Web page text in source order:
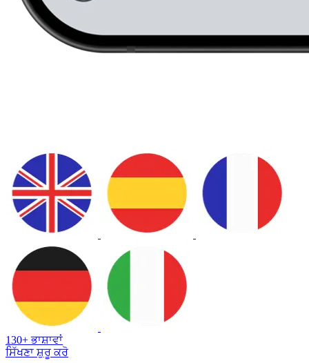
130+ ਭਾਸ਼ਾਵਾਂ
ਸਿੱਖਣਾ ਸ਼ੁਰੂ ਕਰੋ